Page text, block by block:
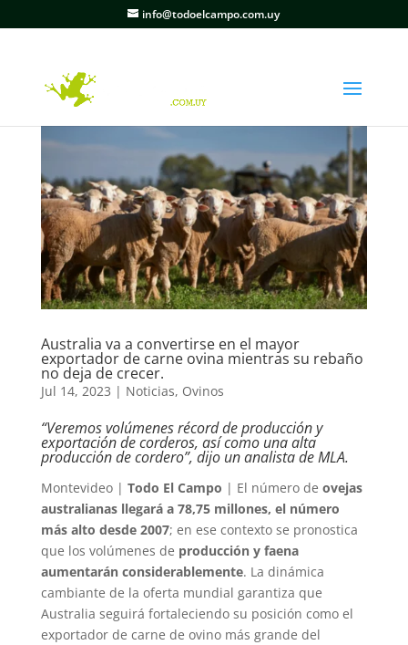
info@todoelcampo.com.uy
Australia va a convertirse en el mayor
exportador de carne ovina mientras su rebaño
no deja de crecer.
Jul 14, 2023 | Noticias, Ovinos
“Veremos volúmenes récord de producción y
exportación de corderos, así como una alta
producción de cordero”, dijo un analista de MLA.
Montevideo | Todo El Campo | El número de ovejas
australianas llegará a 78,75 millones, el número
más alto desde 2007; en ese contexto se pronostica
que los volúmenes de producción y faena
aumentarán considerablemente. La dinámica
cambiante de la oferta mundial garantiza que
Australia seguirá fortaleciendo su posición como el
exportador de carne de ovino más grande del